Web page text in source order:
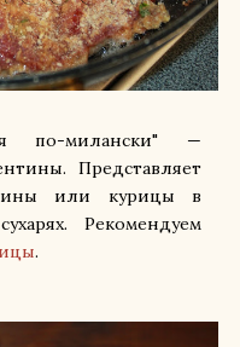
по-милански" —
Представляет
или курицы в
Рекомендуем
.